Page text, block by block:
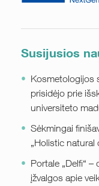
Susijusios
Kosmetologijos
prisidėjo prie
universiteto
Sėkmingai
„Holistic natural
Portale „Delfi“
įžvalgos apie